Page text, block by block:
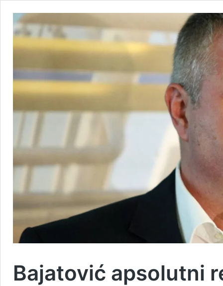
Bajatović apsolutni